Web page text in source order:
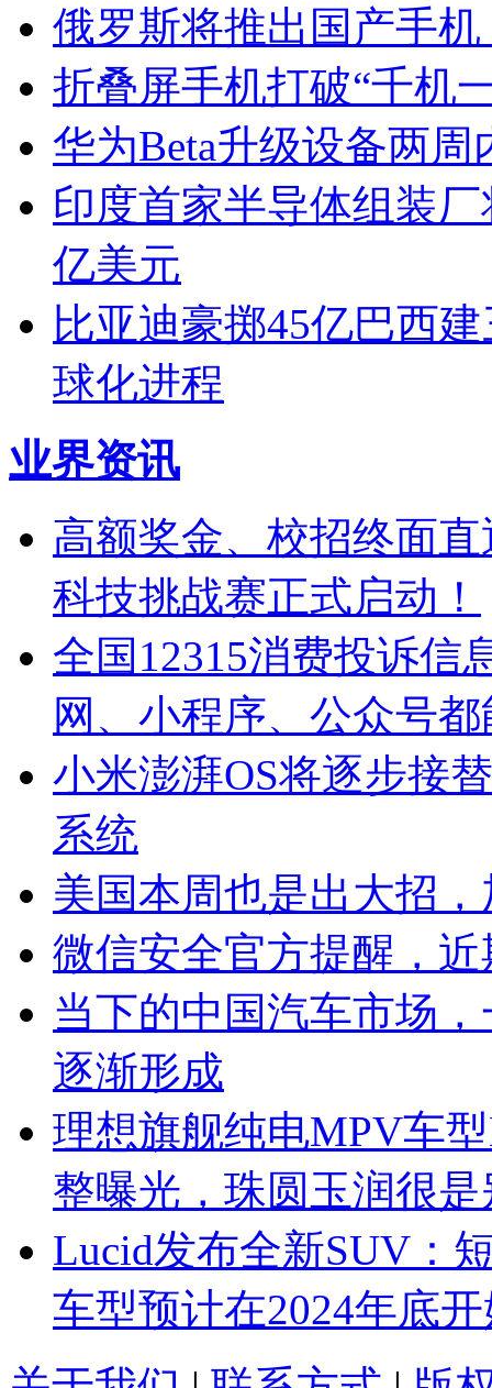
俄罗斯将推出国产手
折叠屏手机打破“千机
华为Beta升级设备两
印度首家半导体组装
亿美元
比亚迪豪掷45亿巴西
球化进程
业界资讯
高额奖金、校招终面
科技挑战赛正式启动！
全国12315消费投诉信
网、小程序、公众号
小米澎湃OS将逐步接
系统
美国本周也是出大招
微信安全官方提醒，
当下的中国汽车市场
逐渐形成
理想旗舰纯电MPV车
整曝光，珠圆玉润很是
Lucid发布全新SUV：
车型预计在2024年底